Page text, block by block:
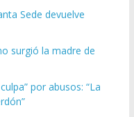
Sede devuelve
surgió la madre de
por abusos: “La